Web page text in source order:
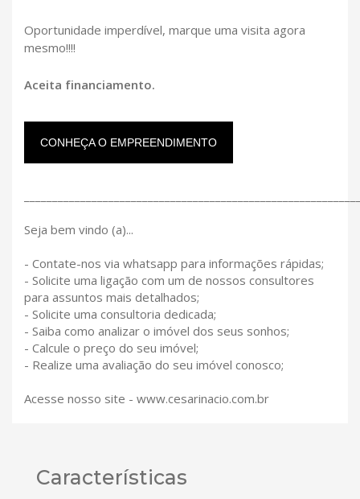
Oportunidade imperdível, marque uma visita agora
mesmo!!!!
Aceita financiamento.
CONHEÇA O EMPREENDIMENTO
Seja bem vindo (a)...
- Contate-nos via whatsapp para informações rápidas;
- Solicite uma ligação com um de nossos consultores
para assuntos mais detalhados;
- Solicite uma consultoria dedicada;
- Saiba como analizar o imóvel dos seus sonhos;
- Calcule o preço do seu imóvel;
- Realize uma avaliação do seu imóvel conosco;
Acesse nosso site - www.cesarinacio.com.br
Características